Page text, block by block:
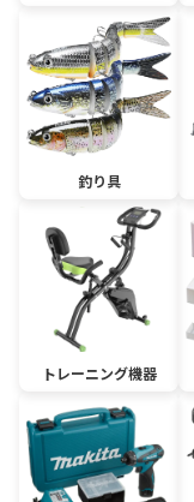
釣り具
トレーニング機器